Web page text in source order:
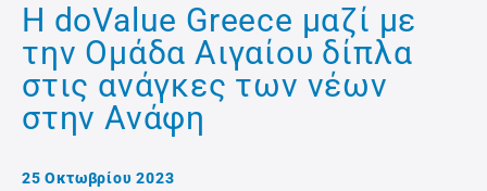
Η doValue Greece μαζί με
την Ομάδα Αιγαίου δίπλα
στις ανάγκες των νέων
στην Ανάφη
25 Οκτωβρίου 2023